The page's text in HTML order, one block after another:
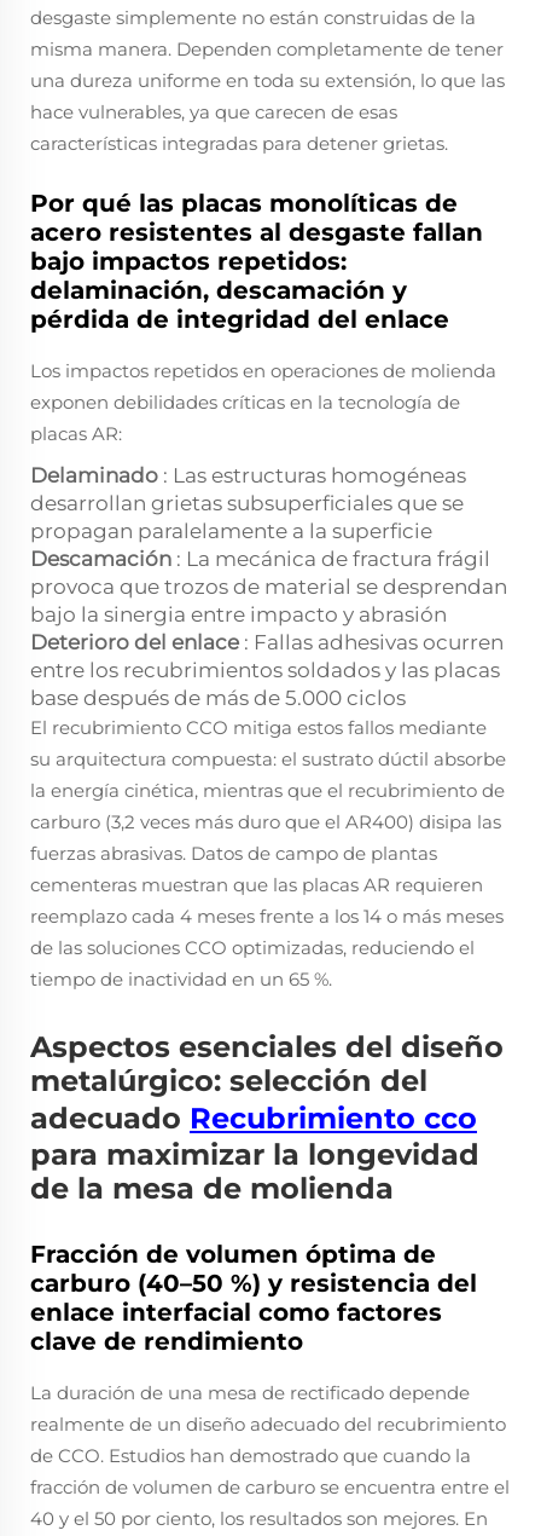
desgaste simplemente no están construidas de la
misma manera. Dependen completamente de tener
una dureza uniforme en toda su extensión, lo que las
hace vulnerables, ya que carecen de esas
características integradas para detener grietas.
Por qué las placas monolíticas de
acero resistentes al desgaste fallan
bajo impactos repetidos:
delaminación, descamación y
pérdida de integridad del enlace
Los impactos repetidos en operaciones de molienda
exponen debilidades críticas en la tecnología de
placas AR:
Delaminado : Las estructuras homogéneas
desarrollan grietas subsuperficiales que se
propagan paralelamente a la superficie
Descamación : La mecánica de fractura frágil
provoca que trozos de material se desprendan
bajo la sinergia entre impacto y abrasión
Deterioro del enlace : Fallas adhesivas ocurren
entre los recubrimientos soldados y las placas
base después de más de 5.000 ciclos
El recubrimiento CCO mitiga estos fallos mediante
su arquitectura compuesta: el sustrato dúctil absorbe
la energía cinética, mientras que el recubrimiento de
carburo (3,2 veces más duro que el AR400) disipa las
fuerzas abrasivas. Datos de campo de plantas
cementeras muestran que las placas AR requieren
reemplazo cada 4 meses frente a los 14 o más meses
de las soluciones CCO optimizadas, reduciendo el
tiempo de inactividad en un 65 %.
Aspectos esenciales del diseño
metalúrgico: selección del
adecuado Recubrimiento cco
para maximizar la longevidad
de la mesa de molienda
Fracción de volumen óptima de
carburo (40–50 %) y resistencia del
enlace interfacial como factores
clave de rendimiento
La duración de una mesa de rectificado depende
realmente de un diseño adecuado del recubrimiento
de CCO. Estudios han demostrado que cuando la
fracción de volumen de carburo se encuentra entre el
40 y el 50 por ciento, los resultados son mejores. En